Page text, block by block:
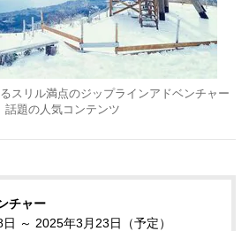
スリル満点のジップラインアドベンチャー
話題の人気コンテンツ
チャー
～ 2025年3月23日（予定）